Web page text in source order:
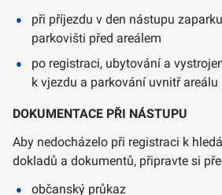
při příjezdu v den nástupu
parkovišti před areálem
po registraci, ubytování a
k vjezdu a parkování uvnitř
DOKUMENTACE PŘI NÁSTUPU
Aby nedocházelo při registraci k
dokladů a dokumentů, připravte si
občanský průkaz